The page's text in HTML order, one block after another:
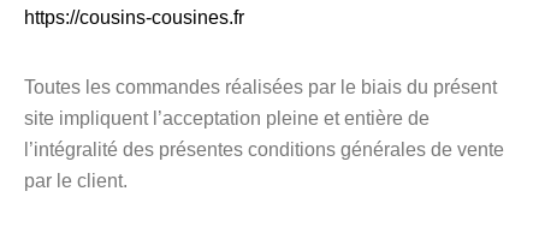
https://cousins-cousines.fr
Toutes les commandes réalisées par le biais du présent
site impliquent l’acceptation pleine et entière de
l’intégralité des présentes conditions générales de vente
par le client.